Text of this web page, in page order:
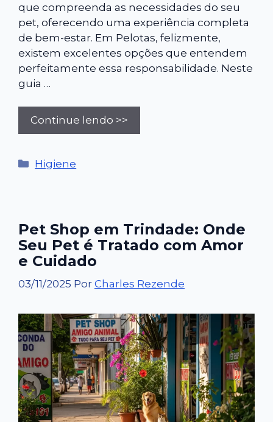
que compreenda as necessidades do seu
pet, oferecendo uma experiência completa
de bem-estar. Em Pelotas, felizmente,
existem excelentes opções que entendem
perfeitamente essa responsabilidade. Neste
guia …
Continue lendo >>
Categorias
Higiene
Pet Shop em Trindade: Onde
Seu Pet é Tratado com Amor
e Cuidado
03/11/2025 Por Charles Rezende